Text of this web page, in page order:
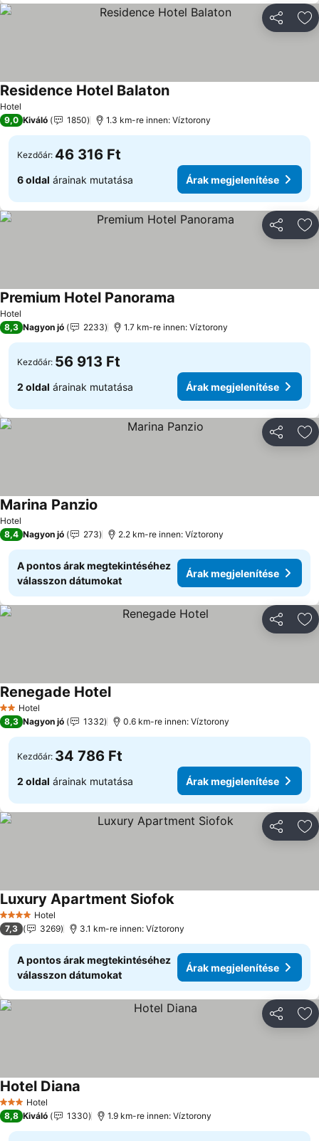
Hotel
Residence Hotel BalatonÁrak megjelenítése
9,0 Kiváló 1850 1.3 km-re innen: Víztorony
Kezdőár: 46 316 Ft
6 oldal árainak mutatása Árak megjelenítése
Hotel
Premium Hotel Panorama
8,3 Nagyon jó 2233 1.7 km-re innen: Víztorony
Kezdőár: 56 913 Ft
2 oldal árainak mutatása Árak megjelenítése
Hotel
Marina Panzio
8,4 Nagyon jó 273 2.2 km-re innen: Víztorony
A pontos árak megtekintéséhez
válasszon dátumokat
Árak megjelenítése
2 Kategória
Hotel
Renegade HotelÁrak megjelenítése
8,3 Nagyon jó 1332 0.6 km-re innen: Víztorony
Kezdőár: 34 786 Ft
2 oldal árainak mutatása Árak megjelenítése
4 KategóriaHotel
Luxury Apartment SiofokÁrak megjelenítése
7,3 3269 3.1 km-re innen: Víztorony
A pontos árak megtekintéséhez
válasszon dátumokat
Árak megjelenítése
3 Kategória
Hotel
Hotel Diana
8,8 Kiváló 1330 1.9 km-re innen: Víztorony